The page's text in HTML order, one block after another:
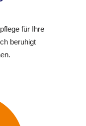
für Ihre
beruhigt